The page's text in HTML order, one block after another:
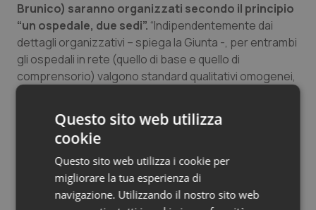
Brunico) saranno organizzati secondo il principio
“un ospedale, due sedi”. “Indipendentemente dai
dettagli organizzativi – spiega la Giunta -, per entrambi
gli ospedali in rete (quello di base e quello di
comprensorio) valgono standard qualitativi omogenei,
un coordinamento delle prestazioni, una rotazione del
personale, una compensazione del potenziale
operativo fra le due sedi e una gestione unificata con
responsabili in entrambe le sedi”.
Oltre all’assistenza di base, spiega ancora la nota della
Giunta, “per ciascuna sede ospedaliera si possono
Questo sito web utilizza
cookie
Questo sito web utilizza i cookie per
migliorare la tua esperienza di
navigazione. Utilizzando il nostro sito web